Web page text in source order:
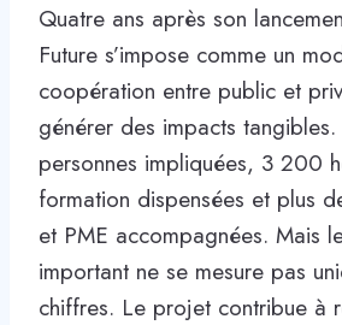
Quatre ans après son
Future s’impose comme un
coopération entre public et
générer des impacts
personnes impliquées, 3 200
formation dispensées et plus
et PME accompagnées. Mais
important ne se mesure pas
chiffres. Le projet contribue à